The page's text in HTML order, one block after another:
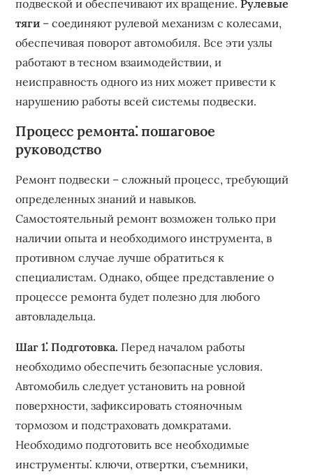
подвеской и обеспечивают их вращение.Рулевые
тяги – соединяют рулевой механизм с колесами‚
обеспечивая поворот автомобиля. Все эти узлы
работают в тесном взаимодействии‚ и
неисправность одного из них может привести к
нарушению работы всей системы подвески.
Процесс ремонта⁚ пошаговое
руководство
Ремонт подвески – сложный процесс‚ требующий
определенных знаний и навыков.
Самостоятельный ремонт возможен только при
наличии опыта и необходимого инструмента‚ в
противном случае лучше обратиться к
специалистам. Однако‚ общее представление о
процессе ремонта будет полезно для любого
автовладельца.
Шаг 1⁚ Подготовка. Перед началом работы
необходимо обеспечить безопасные условия.
Автомобиль следует установить на ровной
поверхности‚ зафиксировать стояночным
тормозом и подстраховать домкратами.
Необходимо подготовить все необходимые
инструменты⁚ ключи‚ отвертки‚ съемники‚